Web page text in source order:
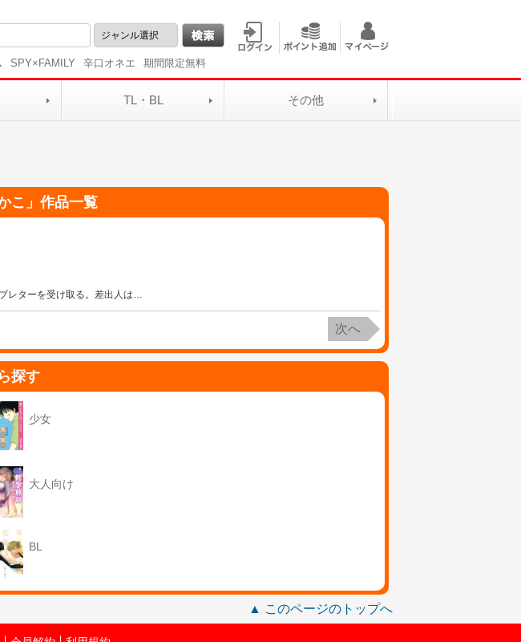
SPY×FAMILY 辛口オネエ 期間限定無料
TL・BL その他
こ 」作品一覧
レターを受け取る。差出人は…
次へ
探す
少女
大人向け
BL
▲ このページのトップへ